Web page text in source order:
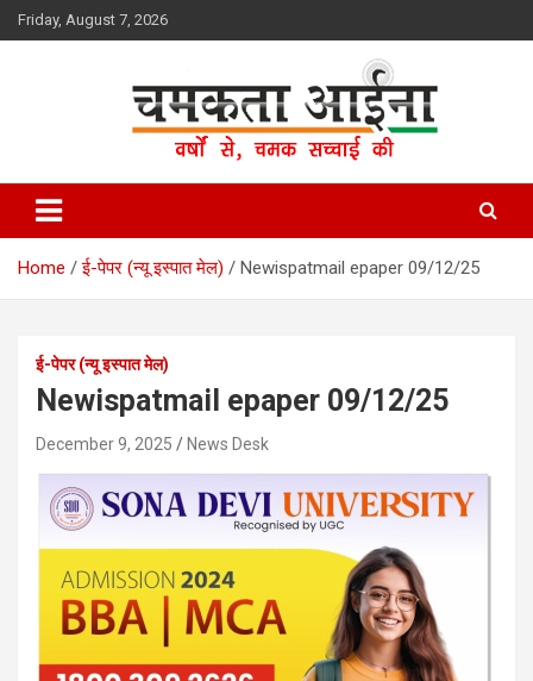
Skip
to
Friday, August 7, 2026
Chamakta Aina
Home ई-पेपर (न्यू इस्पात मेल) Newispatmail epaper 09/12/25
ई-पेपर (न्यू इस्पात मेल)
Newispatmail epaper 09/12/25
December 9, 2025 News Desk